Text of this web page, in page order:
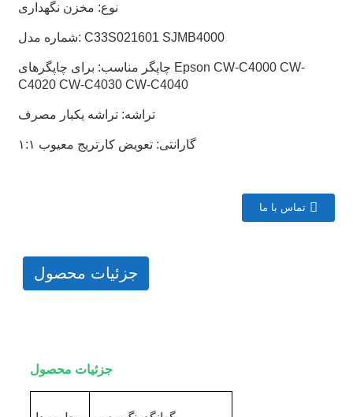
نوع: مخزن نگهداری
شماره مدل: C33S021601 SJMB4000
چاپگر مناسب: برای چاپگرهای Epson CW-C4000 CW-
C4020 CW-C4030 CW-C4040
تراشه: تراشه یکبار مصرف
گارانتی: تعویض کارتریج معیوب ۱:۱
تماس با ما
جزئیات محصول
جزئیات محصول